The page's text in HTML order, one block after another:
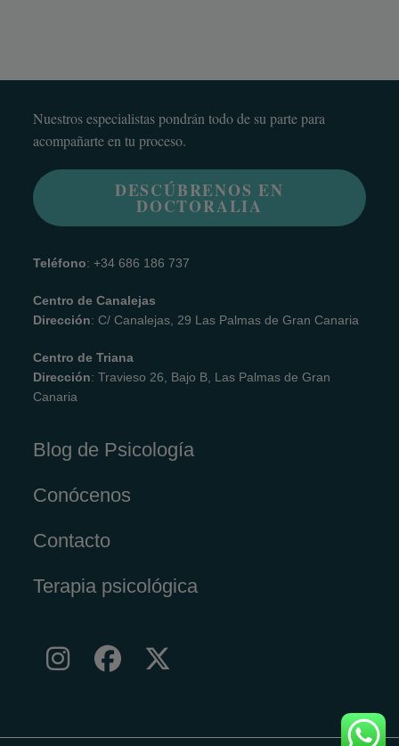
Nuestros especialistas pondrán todo de su parte para
acompañarte en tu proceso.
DESCÚBRENOS EN
DOCTORALIA
Teléfono: +34 686 186 737
Centro de Canalejas
Dirección: C/ Canalejas, 29 Las Palmas de Gran Canaria
Centro de Triana
Dirección: Travieso 26, Bajo B, Las Palmas de Gran
Canaria
Blog de Psicología
Conócenos
Contacto
Terapia psicológica